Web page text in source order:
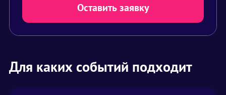
Оставить заявку
Для каких событий подходит